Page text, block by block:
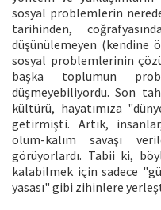
sosyal problemlerin
tarihinden,
düşünülemeyen (kendine
sosyal problemlerinin
başka toplumun
düşmeyebiliyordu. Son
kültürü, hayatımıza
getirmişti. Artık,
ölüm-kalım savaşı
görüyorlardı. Tabii ki,
kalabilmek için sadece
yasası" gibi zihinlere